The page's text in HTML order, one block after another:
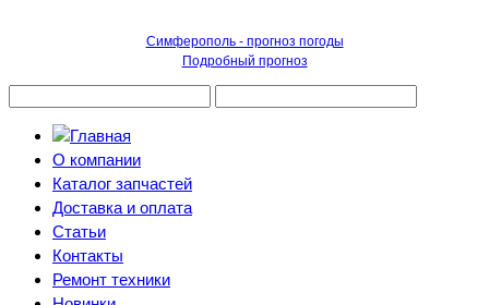
Симферополь - прогноз погоды
Подробный прогноз
О компании
Каталог запчастей
Доставка и оплата
Статьи
Контакты
Ремонт техники